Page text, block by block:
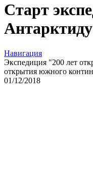
Старт
Антарктиду
Навигация
Экспедиция "200 лет
открытия южного
01/12/2018